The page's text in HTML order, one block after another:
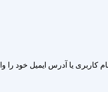
یا آدرس ایمیل خود را